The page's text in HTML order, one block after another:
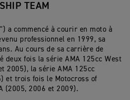
TEAM
a commencé à courir en moto à
professionnel en 1999, sa
Au cours de sa carrière de
deux fois la série AMA 125cc West
2005), la série AMA 125cc
et trois fois le Motocross of
(2005, 2006 et 2009).